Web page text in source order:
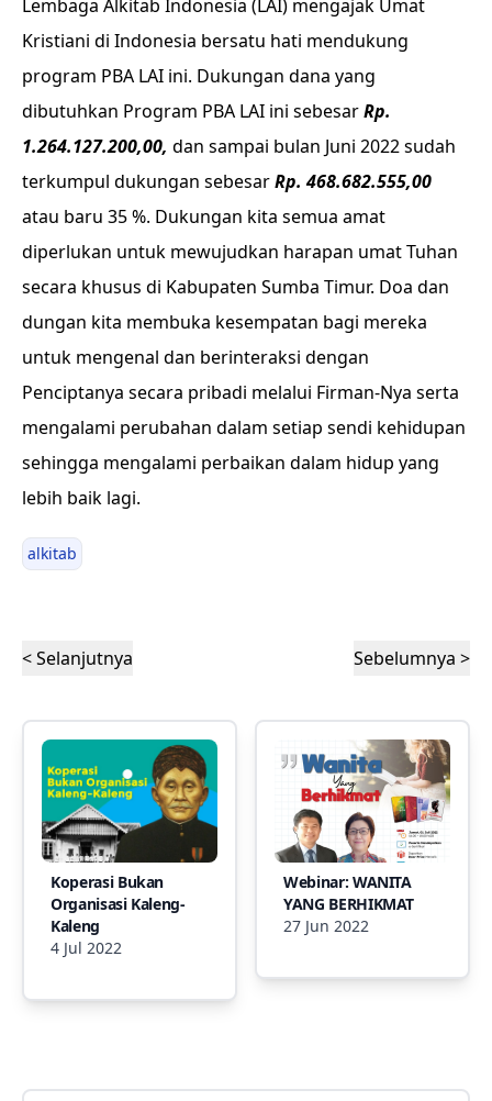
Lembaga Alkitab Indonesia (LAI) mengajak Umat
Kristiani di Indonesia bersatu hati mendukung
program PBA LAI ini. Dukungan dana yang
dibutuhkan Program PBA LAI ini sebesarRp.
1.264.127.200,00, dan sampai bulan Juni 2022 sudah
terkumpul dukungan sebesarRp. 468.682.555,00
atau baru 35 %. Dukungan kita semua amat
diperlukan untuk mewujudkan harapan umat Tuhan
secara khusus di Kabupaten Sumba Timur. Doa dan
dungan kita membuka kesempatan bagi mereka
untuk mengenal dan berinteraksi dengan
Penciptanya secara pribadi melalui Firman-Nya serta
mengalami perubahan dalam setiap sendi kehidupan
sehingga mengalami perbaikan dalam hidup yang
lebih baik lagi.
alkitab
< Selanjutnya Sebelumnya >
Koperasi Bukan
Organisasi Kaleng-
Kaleng
4 Jul 2022
Webinar: WANITA
YANG BERHIKMAT
27 Jun 2022